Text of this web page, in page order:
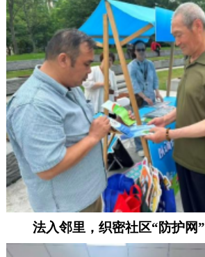
法入邻里，织密社区“防护网”